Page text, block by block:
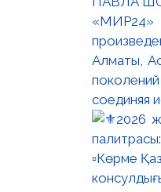
«МИР24»
Алматы,
соединяя